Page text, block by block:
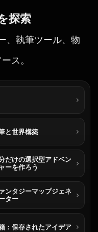
探索
、執筆ツール、物
ス。
と世界構築
だけの選択型アドベン
ーを作ろう
ンタジーマップジェネ
ター
：保存されたアイデア